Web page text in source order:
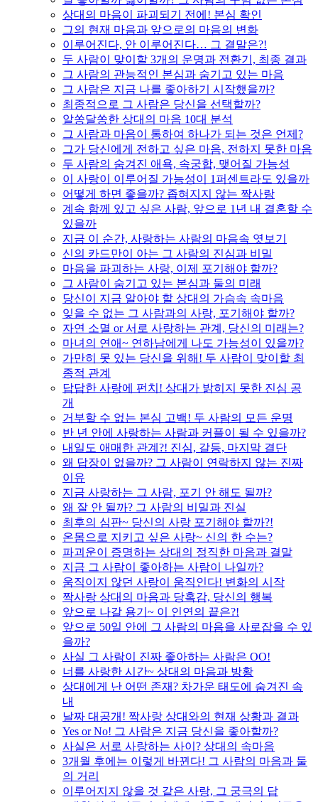
상대의 마음이 파괴되기 전에! 본심 확인
그의 현재 마음과 앞으로의 마음의 변화
이루어진다, 안 이루어진다… 그 결말은?!
두 사람이 맞이할 3개의 운명과 전환기, 최종 결과
그 사람의 관능적인 본심과 숨기고 있는 마음
그 사람은 지금 나를 좋아하기 시작했을까?
최종적으로 그 사람은 당신을 선택할까?
알쏭달쏭한 상대의 마음 10대 분석
그 사람과 마음이 통하여 하나가 되는 것은 언제?
그가 당신에게 전하고 싶은 마음, 전하지 못한 마음
두 사람의 숨겨진 애욕, 속궁합, 맺어질 가능성
이 사랑이 이루어질 가능성이 1퍼센트라도 있을까
어떻게 하면 좋을까? 좁혀지지 않는 짝사랑
계속 함께 있고 싶은 사람, 앞으로 1년 내 결혼할 수
있을까
지금 이 순간, 사랑하는 사람의 마음속 엿보기
신의 카드만이 아는 그 사람의 진심과 비밀
마음을 파괴하는 사랑, 이제 포기해야 할까?
그 사람이 숨기고 있는 본심과 둘의 미래
당신이 지금 알아야 할 상대의 가슴속 속마음
잊을 수 없는 그 사람과의 사랑, 포기해야 할까?
자연 소멸 or 서로 사랑하는 관계, 당신의 미래는?
마녀의 연애~ 연하남에게 나도 가능성이 있을까?
가만히 못 있는 당신을 위해! 두 사람이 맞이할 최
종적 관계
답답한 사랑에 펀치! 상대가 밝히지 못한 진심 공
개
거부할 수 없는 본심 고백! 두 사람의 모든 운명
반 년 안에 사랑하는 사람과 커플이 될 수 있을까?
내일도 애매한 관계?! 진심, 갈등, 마지막 결단
왜 답장이 없을까? 그 사람이 연락하지 않는 진짜
이유
지금 사랑하는 그 사람, 포기 안 해도 될까?
왜 잘 안 될까? 그 사람의 비밀과 진실
최후의 심판~ 당신의 사랑 포기해야 할까?!
온몸으로 지키고 싶은 사랑~ 신의 한 수는?
파괴운이 증명하는 상대의 정직한 마음과 결말
지금 그 사람이 좋아하는 사람이 나일까?
움직이지 않던 사랑이 움직인다! 변화의 시작
짝사랑 상대의 마음과 당혹감, 당신의 행복
앞으로 나갈 용기~ 이 인연의 끝은?!
앞으로 50일 안에 그 사람의 마음을 사로잡을 수 있
을까?
사실 그 사람이 진짜 좋아하는 사람은 OO!
너를 사랑한 시간~ 상대의 마음과 방황
상대에게 난 어떤 존재? 차가운 태도에 숨겨진 속
내
날짜 대공개! 짝사랑 상대와의 현재 상황과 결과
Yes or No! 그 사람은 지금 당신을 좋아할까?
사실은 서로 사랑하는 사이? 상대의 속마음
3개월 후에는 이렇게 바뀐다! 그 사람의 마음과 둘
의 거리
이루어지지 않을 것 같은 사랑, 그 궁극의 답